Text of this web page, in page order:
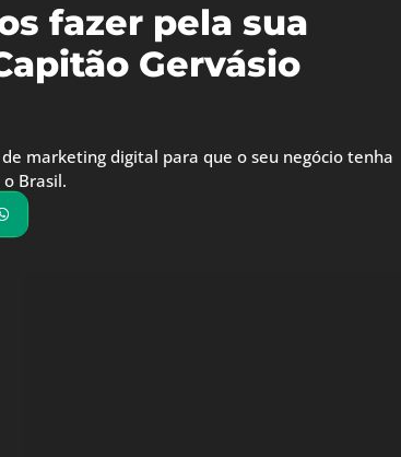
fazer pela sua
Gervásio
marketing digital para que o seu negócio tenha
Brasil.